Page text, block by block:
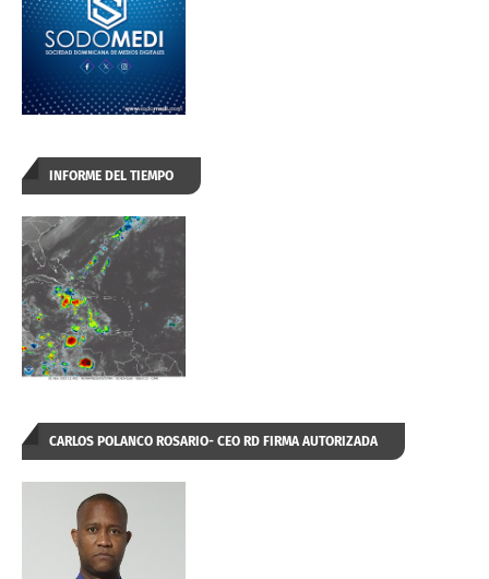
INFORME DEL TIEMPO
CARLOS POLANCO ROSARIO- CEO RD FIRMA AUTORIZADA